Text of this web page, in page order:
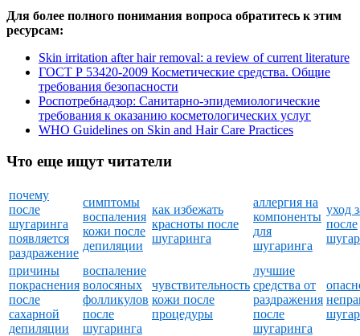
Для более полного понимания вопроса обратитесь к этим
ресурсам:
Skin irritation after hair removal: a review of current literature
ГОСТ Р 53420-2009 Косметические средства. Общие
требования безопасности
Роспотребнадзор: Санитарно-эпидемиологические
требования к оказанию косметологических услуг
WHO Guidelines on Skin and Hair Care Practices
Что еще ищут читатели
почему
после
шугаринга
появляется
раздражение
симптомы
воспаления
кожи после
депиляции
как избежать
красноты после
шугаринга
аллергия на
компоненты
для
шугаринга
уход
после
причины
покраснения
после
сахарной
депиляции
воспаление
волосяных
фолликулов
после
шугаринга
чувствительность
кожи после
процедуры
лучшие
средства от
раздражения
после
шугаринга